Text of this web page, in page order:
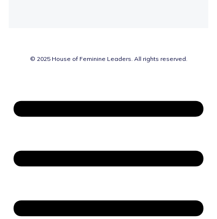
© 2025 House of Feminine Leaders. All rights reserved.